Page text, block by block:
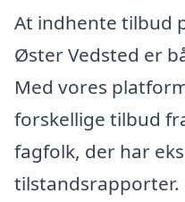
At indhente tilbud
Øster Vedsted er
Med vores
forskellige tilbud
fagfolk, der har
tilstandsrapporter.